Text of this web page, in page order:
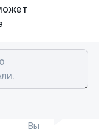
Вы